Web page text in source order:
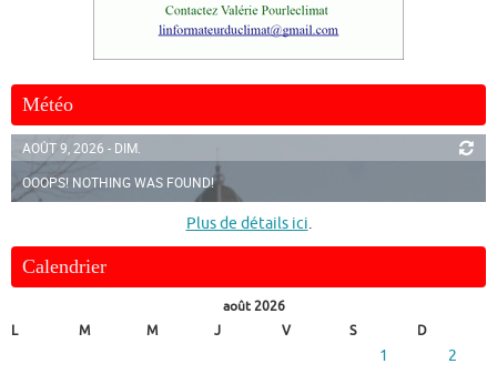
Météo
AOÛT 9, 2026 - DIM.
OOOPS! NOTHING WAS FOUND!
Plus de détails ici.
Calendrier
août 2026
L
M M J V S D
1
2